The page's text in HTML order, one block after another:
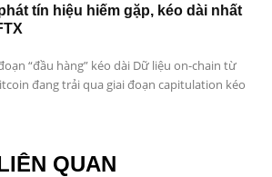
tín hiệu hiếm gặp, kéo dài nhất
“đầu hàng” kéo dài Dữ liệu on-chain từ
đang trải qua giai đoạn capitulation kéo
QUAN